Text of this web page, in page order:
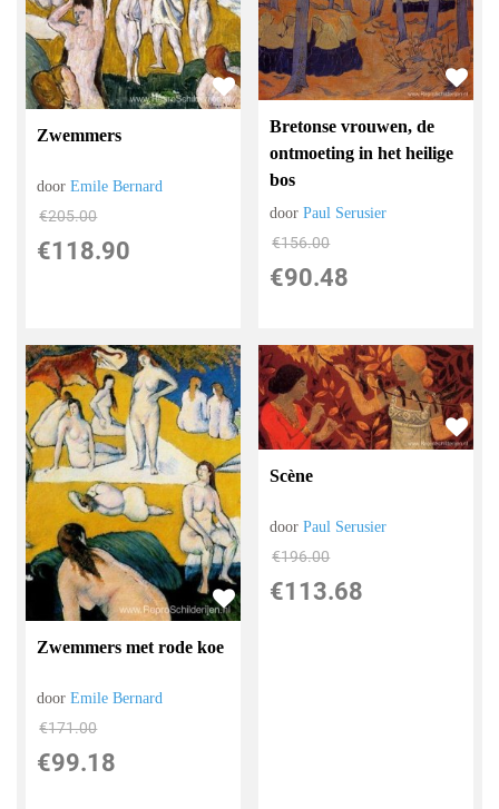
Zwemmers
doorEmile Bernard
€205.00
€118.90
Bretonse vrouwen, de
ontmoeting in het heilige
bos
doorPaul Serusier
€156.00
€90.48
Zwemmers met rode koe
doorEmile Bernard
€171.00
€99.18
Scène
doorPaul Serusier
€196.00
€113.68